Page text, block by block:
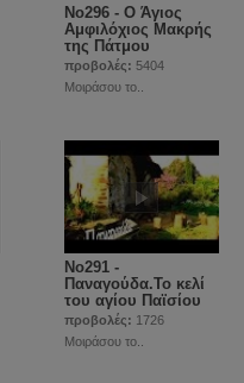
Νο296 - Ο Άγιος
Αμφιλόχιος Μακρής
της Πάτμου
προβολές: 5404
Μοιράσου το..
No291 -
Παναγούδα.Το κελί
του αγίου Παϊσίου
προβολές: 1726
Μοιράσου το..